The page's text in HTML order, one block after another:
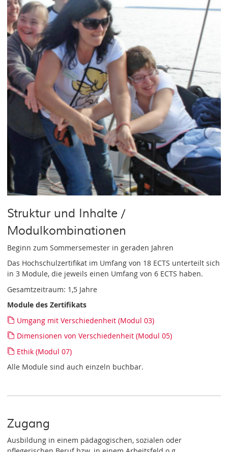
Struktur und Inhalte /
Modulkombinationen
Beginn zum Sommersemester in geraden Jahren
Das Hochschulzertifikat im Umfang von 18 ECTS unterteilt sich
in 3 Module, die jeweils einen Umfang von 6 ECTS haben.
Gesamtzeitraum: 1,5 Jahre
Module des Zertifikats
Umgang mit Verschiedenheit (Modul 03)
Dimensionen von Verschiedenheit (Modul 05)
Ethik (Modul 07)
Alle Module sind auch einzeln buchbar.
Zugang
Ausbildung in einem pädagogischen, sozialen oder